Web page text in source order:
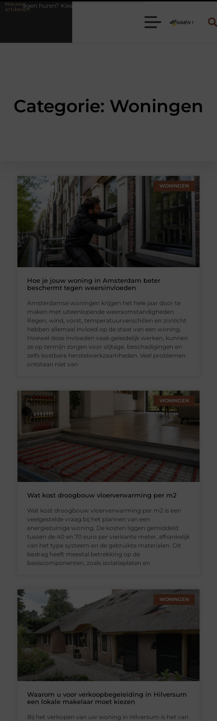
Nieuwe
artikelen
juiste aanhanger voor jouw klus
Categorie: Woningen
WONINGEN
Hoe je jouw woning in Amsterdam beter
beschermt tegen weersinvloeden
Amsterdamse woningen krijgen het hele jaar door te
maken met uiteenlopende weersomstandigheden.
Regen, wind, vorst, temperatuurverschillen en zonlicht
hebben allemaal invloed op de staat van een woning.
Hoewel deze invloeden vaak geleidelijk werken, kunnen
ze op termijn zorgen voor slijtage, beschadigingen en
zelfs kostbare herstelwerkzaamheden. Veel problemen
ontstaan niet van
WONINGEN
Wat kost droogbouw vloerverwarming per m2
Wat kost droogbouw vloerverwarming per m2 is een
veelgestelde vraag bij het plannen van een
energiezuinige woning. De kosten liggen gemiddeld
tussen de 40 en 70 euro per vierkante meter, afhankelijk
van het type systeem en de gebruikte materialen. Dit
bedrag heeft meestal betrekking op de
basiscomponenten, zoals isolatieplaten en
WONINGEN
Waarom u voor verkoopbegeleiding in Hilversum
een lokale makelaar moet kiezen
Bij het verkopen van uw woning in Hilversum is het van